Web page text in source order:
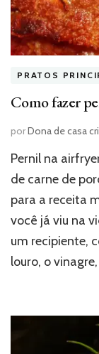
PRATOS
Como fazer
porDona de casa
Pernil na
de carne de
para a receita
você já viu na
um recipiente,
louro, o